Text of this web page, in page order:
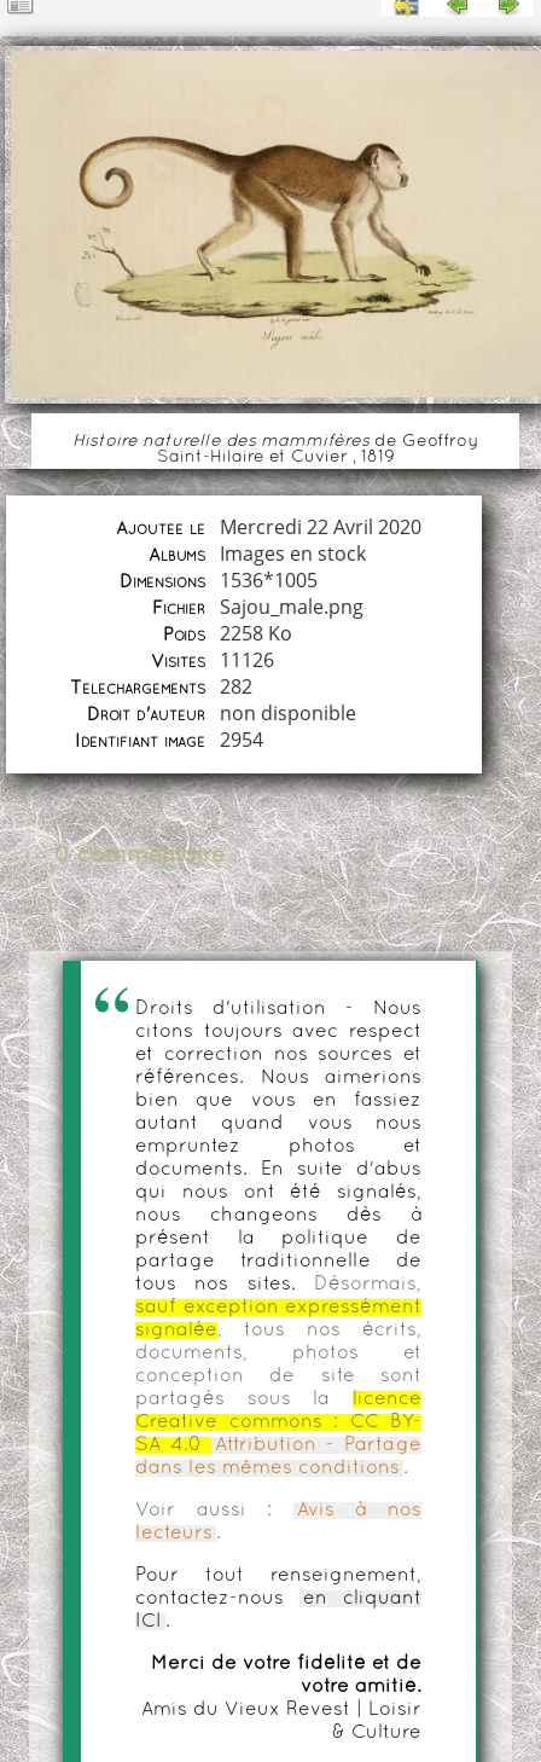
Histoire naturelle des mammifères de Geoffroy
Saint-Hilaire et Cuvier , 1819
Ajoutée le Mercredi 22 Avril 2020
Albums Images en stock
Dimensions 1536*1005
Fichier Sajou_male.png
Poids 2258 Ko
Visites 11126
Téléchargements 282
Droit d'auteur non disponible
Identifiant image 2954
0 commentaire
Droits d'utilisation - Nous
citons toujours avec respect
et correction nos sources et
références. Nous aimerions
bien que vous en fassiez
autant quand vous nous
empruntez photos et
documents. En suite d'abus
qui nous ont été signalés,
nous changeons dès à
présent la politique de
partage traditionnelle de
tous nos sites.
Désormais,
sauf exception expressément
signalée , tous nos écrits,
documents, photos et
conception de site sont
partagés sous la
licence
Creative commons :
CC BY-
SA 4.0
Attribution - Partage
dans les mêmes conditions .
Voir aussi :
Avis à nos
lecteurs .
Pour tout renseignement,
contactez-nous
en cliquant
ICI
.
Merci de votre fidélité et de
votre amitié.
Amis du Vieux Revest | Loisir
& Culture